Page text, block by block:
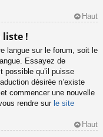
Haut
liste !
langue sur le forum, soit le
Essayez de
possible qu’il puisse
désirée n’existe
commencer une nouvelle
rendre sur le site
Haut